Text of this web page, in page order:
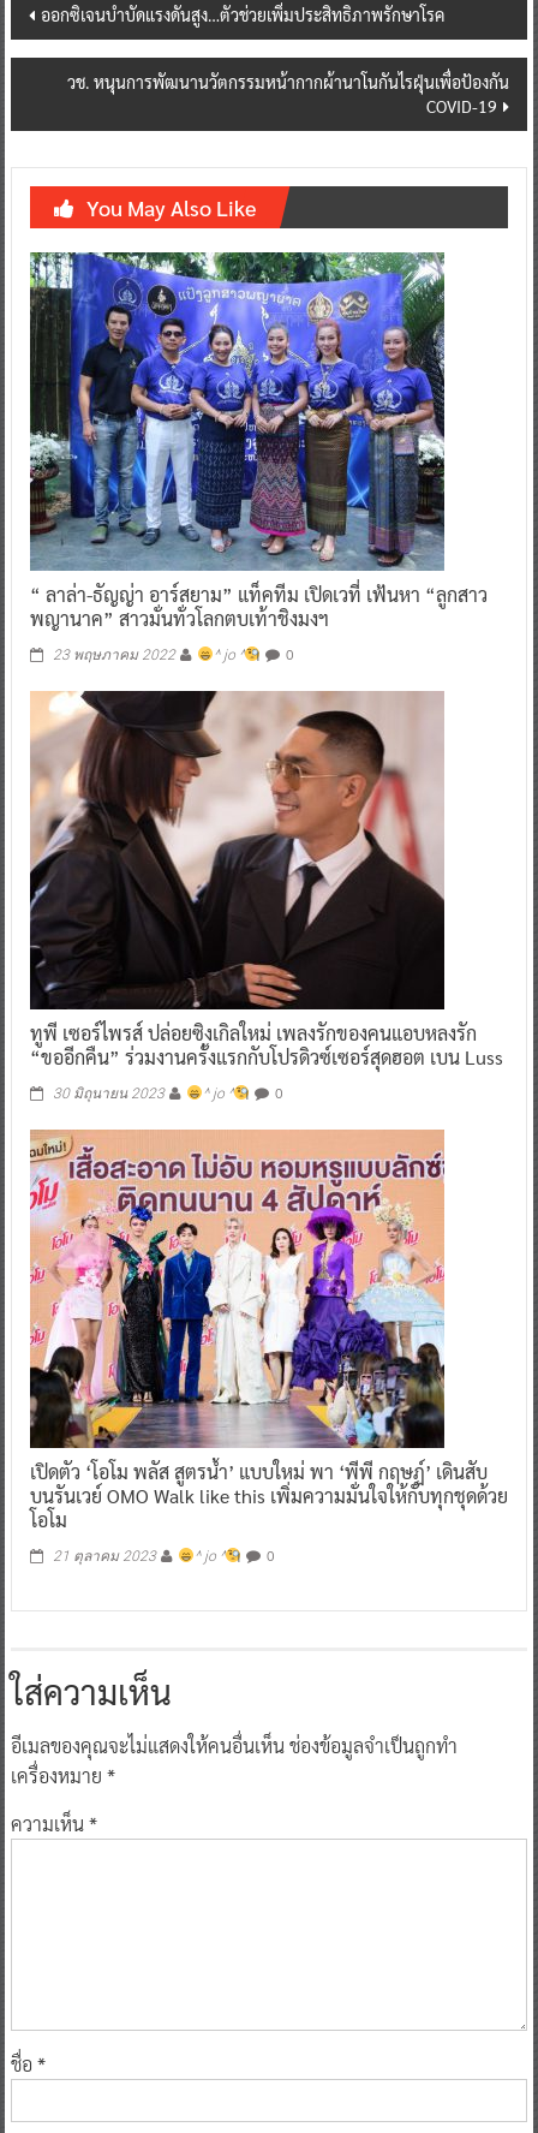
Post
navigation
ออกซิเจนบำบัดแรงดันสูง…ตัวช่วยเพิ่มประสิทธิภาพรักษาโรค
วช. หนุนการพัฒนานวัตกรรมหน้ากากผ้านาโนกันไรฝุ่นเพื่อป้องกัน
COVID-19
You May Also Like
“ ลาล่า-ธัญญ่า อาร์สยาม” แท็คทีม เปิดเวที่ เฟ้นหา “ลูกสาว
พญานาค” สาวมั่นทั่วโลกตบเท้าชิงมงฯ
23 พฤษภาคม 2022 ^ jo ^ 0
ทูพี เซอร์ไพรส์ ปล่อยซิงเกิลใหม่ เพลงรักของคนแอบหลงรัก
“ขออีกคืน” ร่วมงานครั้งแรกกับโปรดิวซ์เซอร์สุดฮอต เบน Luss
30 มิถุนายน 2023 ^ jo ^ 0
เปิดตัว ‘โอโม พลัส สูตรน้ำ’ แบบใหม่ พา ‘พีพี กฤษฏ์’ เดินสับ
บนรันเวย์ OMO Walk like this เพิ่มความมั่นใจให้กับทุกชุดด้วย
โอโม
21 ตุลาคม 2023 ^ jo ^ 0
ใส่ความเห็น
อีเมลของคุณจะไม่แสดงให้คนอื่นเห็นช่องข้อมูลจำเป็นถูกทำ
เครื่องหมาย *
ความเห็น*
ชื่อ *